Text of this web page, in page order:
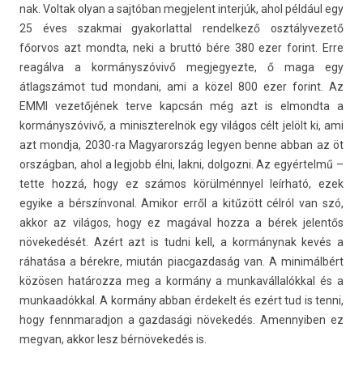
nak. Vol­tak olyan a sajtóban meg­jelent in­ter­júk, ahol például egy
25 éves szak­mai gyakor­latt­al re­ndel­kező osztályvezető
főorvos azt mondta, neki a bruttó bére 380 ezer forint. Erre
reagálva a kormányszóvivő meg­jegyez­te, ő maga egy
átlagszámot tud mon­dani, ami a közel 800 ezer forint. Az
EMMI vezetőjének terve kapcsán még azt is el­mondta a
kormányszóvivő, a miniszterel­nök egy világos célt jelölt ki, ami
azt mondja, 2030-ra Magyarország legy­en benne abban az öt
országban, ahol a leg­jobb élni, lakni, dol­gozni. Az egyértelmű –
tette hozzá, hogy ez számos körülménnyel leírható, ezek
egyike a bérszín­von­al. Amikor erről a kitűzött célról van szó,
akkor az világos, hogy ez magával hozza a bérek jelen­tős
növekedését. Azért azt is tudni kell, a kormánynak kevés a
ráhatása a bérekre, miután piac­gazdaság van. A minimálbért
közösen határozza meg a kormány a mun­kavál­lalókk­al és a
mun­kaadókk­al. A kormány abban érdekelt és ezért tud is tenni,
hogy fennmarad­jon a gaz­dasági növekedés. Amen­nyib­en ez
meg­van, akkor lesz bérnövekedés is.